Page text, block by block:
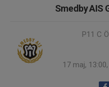
Smedby AIS
P11 C
17 maj,